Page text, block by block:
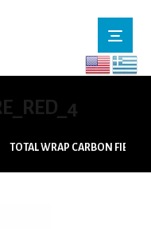
TOTAL WRAP CARBON FIBRE